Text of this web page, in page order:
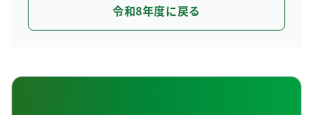
令和8年度に戻る